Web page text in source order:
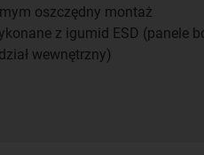
oszczędny montaż
z igumid ESD (panele
wewnętrzny)